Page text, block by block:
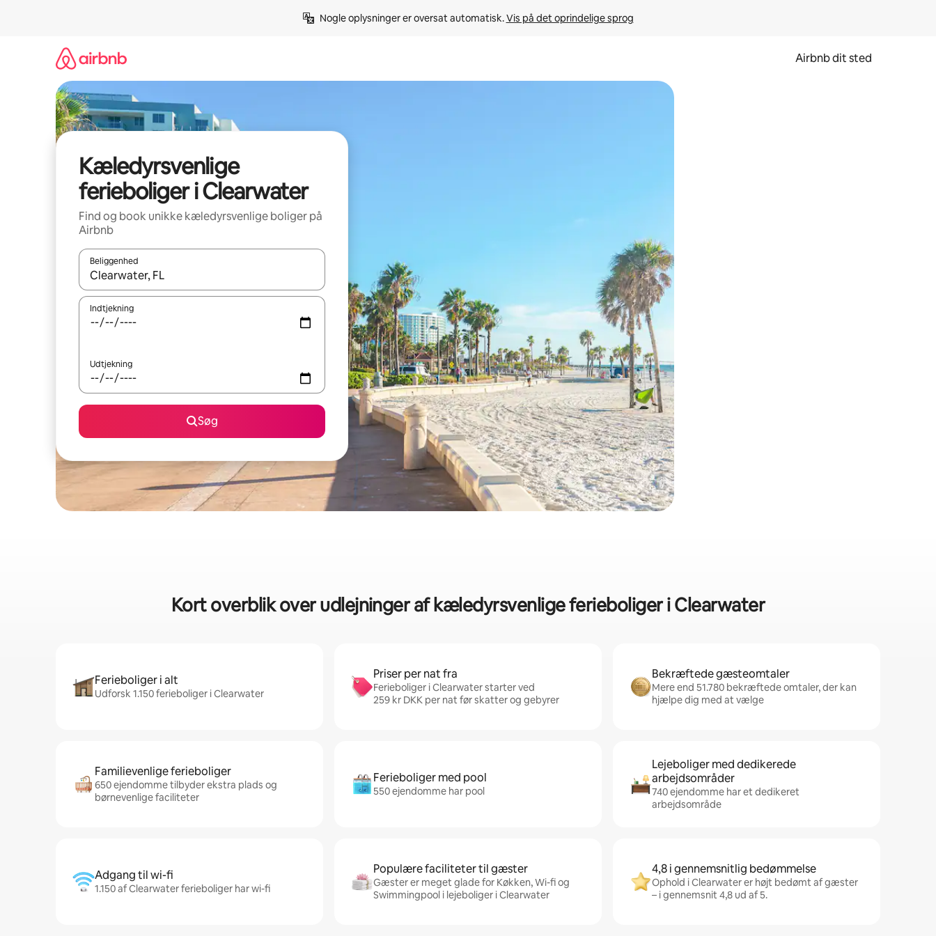
Nogle oplysninger er oversat automatisk. Vis på det oprindelige sprog
Airbnb dit sted
Kæledyrsvenlige
ferieboliger i Clearwater
Find og book unikke kæledyrsvenlige boliger på
Airbnb
Beliggenhed
Når resultaterne er tilgængelige, skal du navigere med piletasterne op og ned eller se mere ved at trykke eller stryge.
Indtjekning
Udtjekning
Søg
Kort overblik over udlejninger af kæledyrsvenlige ferieboliger i Clearwater
Ferieboliger i alt
Udforsk 1.150 ferieboliger i Clearwater
Priser per nat fra
Ferieboliger i Clearwater starter ved
259 kr DKK per nat før skatter og gebyrer
Bekræftede gæsteomtaler
Mere end 51.780 bekræftede omtaler, der kan
hjælpe dig med at vælge
Familievenlige ferieboliger
650 ejendomme tilbyder ekstra plads og
børnevenlige faciliteter
Ferieboliger med pool
550 ejendomme har pool
Lejeboliger med dedikerede
arbejdsområder
740 ejendomme har et dedikeret
arbejdsområde
Adgang til wi-fi
1.150 af Clearwater ferieboliger har wi-fi
Populære faciliteter til gæster
Gæster er meget glade for Køkken, Wi-fi og
Swimmingpool i lejeboliger i Clearwater
4,8 i gennemsnitlig bedømmelse
Ophold i Clearwater er højt bedømt af gæster
– i gennemsnit 4,8 ud af 5.